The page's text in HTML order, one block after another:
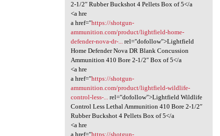
2-1/2″ Rubber Buckshot 4 Pellets Box of 5</a
<a hre
a href="https://shotgun-
ammunition.com/product/lightfield-home-
defender-nova-dr-...rel="dofollow">Lightfield
Home Defender Nova DR Blank Concussion
Ammunition 410 Bore 2-1/2″ Box of 5</a
<a hre
a href="https://shotgun-
ammunition.com/product/lightfield-wildlife-
control-less-...rel="dofollow">Lightfield Wildlife
Control Less Lethal Ammunition 410 Bore 2-1/2″
Rubber Buckshot 4 Pellets Box of 5</a
<a hre
a href="https://shotgun-